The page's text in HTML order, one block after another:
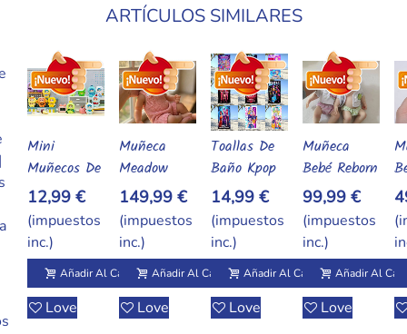
ARTÍCULOS SIMILARES
Carrito
Añadir Al Carrito
Mini
Muñecos De
Vinilo Con
Cara De
Peluche –
Colgantes
Para Bolso
Y Regalo
12,99 €
(impuestos
inc.)
Añadir Al Carrito
Love
Añadir Al Carrito
Muñeca
Meadow
Reborn De
30 Cm Q-
Elastic Con
Suéter Rosa
Realista
149,99 €
(impuestos
inc.)
Añadir Al Carrito
Love
Añadir Al Carrito
Toallas De
Baño Kpop
Demon
Hunters De
Secado
Rápido Con
Diseños
Variados
14,99 €
(impuestos
inc.)
Añadir Al Carrito
Love
Añadir Al Carrito
Muñeca
Bebé Reborn
De Silicona
Suave Y
Elástica –
Mini
Realista
Económica
99,99 €
(impuestos
inc.)
Añadir Al
Love